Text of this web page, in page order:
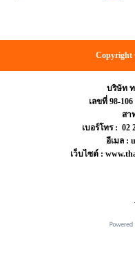
Copyright
บริษัท
เลขที่ 98-
สา
เบอร์โทร : 02
อีเมล :
เว็บไซต์ :